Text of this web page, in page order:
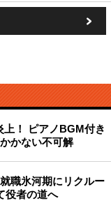
上！ ピアノBGM付き
かない不可解
職氷河期にリクルー
役者の道へ